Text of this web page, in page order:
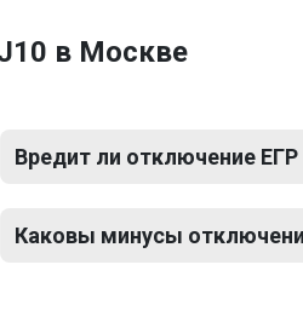
в Москве
Вредит ли отключение
Каковы минусы